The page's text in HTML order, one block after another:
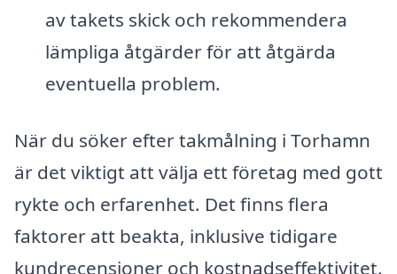
av takets skick och rekommendera
lämpliga åtgärder för att åtgärda
eventuella problem.
När du söker efter takmålning i Torhamn
är det viktigt att välja ett företag med gott
rykte och erfarenhet. Det finns flera
faktorer att beakta, inklusive tidigare
kundrecensioner och kostnadseffektivitet.